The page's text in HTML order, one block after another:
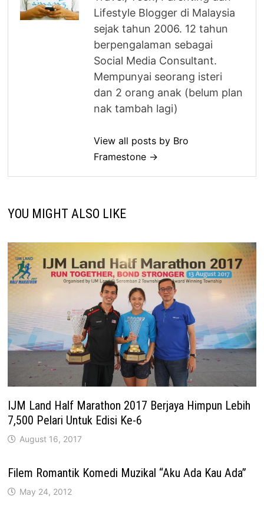
Lifestyle Blogger di Malaysia
sejak tahun 2006. 12 tahun
berpengalaman sebagai
Social Media Consultant.
Mempunyai seorang isteri
dan 2 orang anak (belum plan
nak tambah lagi)
View all posts by Bro
Framestone →
YOU MIGHT ALSO LIKE
IJM Land Half Marathon 2017 Berjaya Himpun Lebih
7,500 Pelari Untuk Edisi Ke-6
August 16, 2017
Filem Romantik Komedi Muzikal “Aku Ada Kau Ada”
May 24, 2012